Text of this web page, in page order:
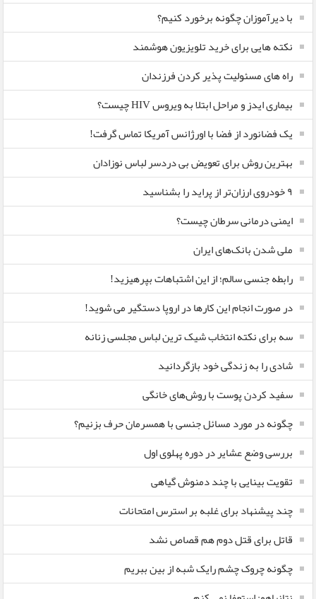
با دیرآموزان چگونه برخورد کنیم؟
نکته هایی برای خرید تلویزیون هوشمند
راه های مسئولیت پذیر کردن فرزندان
بیماری ایدز و مراحل ابتلا به ویروس HIV چیست؟
یک فضانورد از فضا با اورژانس آمریکا تماس گرفت!
بهترین روش برای تعویض بی دردسر لباس نوزادان
٩ خودروی ارزان‌تر از پراید را بشناسید
ایمنی درمانی سرطان چیست؟
ملی شدن بانک‌های ایران
رابطه جنسی سالم؛ از این اشتباهات بپرهیزید!
در صورت انجام این کارها در اروپا دستگیر می شوید!
سه برای نکته انتخاب شیک ترین لباس مجلسی زنانه
شادی را به زندگی خود بازگردانید
سفید کردن پوست با روش‌های خانگی
چگونه در مورد مسائل جنسی با همسرمان حرف بزنیم؟
بررسی وضع عشایر در دوره پهلوی اول
تقویت بینایی با چند دمنوش گیاهی
چند پیشنهاد برای غلبه بر استرس امتحانات
قاتل برای قتل دوم هم قصاص نشد
چگونه چروک چشم رایک شبه از بین ببریم